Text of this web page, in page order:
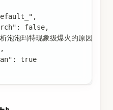
false,
泡玛特现象级爆火的原因",
true